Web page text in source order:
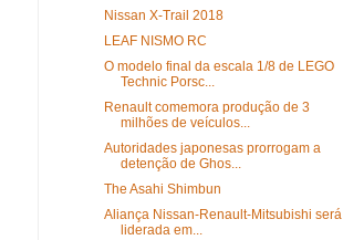
Nissan X-Trail 2018
LEAF NISMO RC
O modelo final da escala 1/8 de LEGO
Technic Porsc...
Renault comemora produção de 3
milhões de veículos...
Autoridades japonesas prorrogam a
detenção de Ghos...
The Asahi Shimbun
Aliança Nissan-Renault-Mitsubishi será
liderada em...